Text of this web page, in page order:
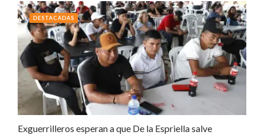
Exguerrilleros esperan a que De la Espriella salve
DESTACADAS